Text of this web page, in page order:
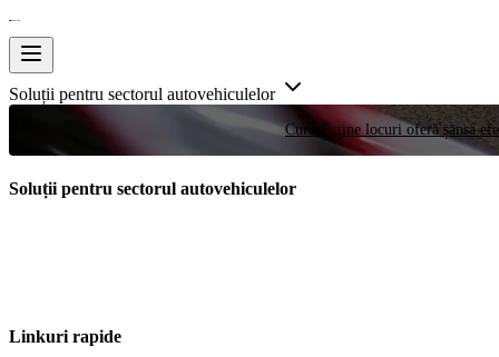
Soluții pentru sectorul autovehiculelor
Curse Puține locuri oferă șansa
Soluții pentru sectorul autovehiculelor
Linkuri rapide